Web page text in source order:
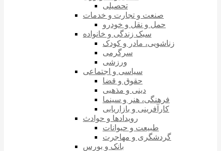
تحصیلی
صنعت و تجارت و خدمات
حمل و نقل و خودرو
سبک زندگی و خانواده
زناشویی، مادر و کودک
سرگرمی
ورزشی
سیاسی و اجتماعی
حقوق و قضا
دینی و مذهبی
فرهنگی، هنر و سینما
کارآفرینی و بازاریابی
رویدادها و حوادث
طبیعت و حیوانات
گردشگری و مهاجرت
بانک و بورس